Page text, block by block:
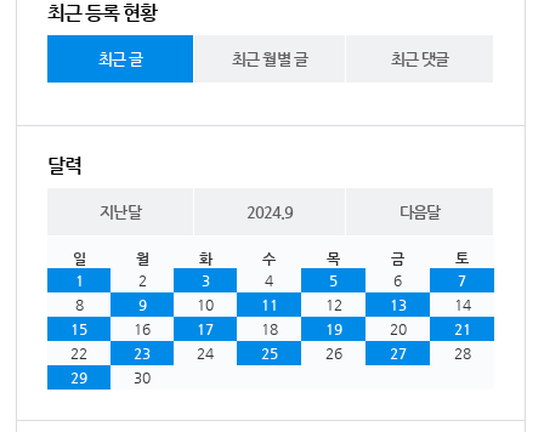
최근 등록 현황
최근 글 최근 월별 글 최근 댓글
달력
지난달 2024.9 다음달
일 월 화 수 목 금
토
1
2 3 4 5 6
7
8
9 10 11 12 13
14
15
16 17 18 19 20
21
22
23 24 25 26 27
28
29
30